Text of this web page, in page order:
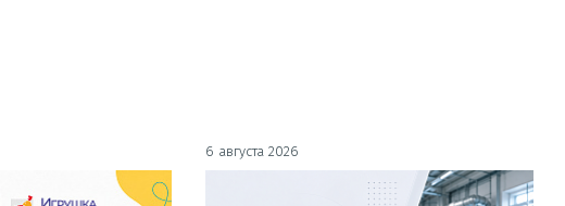
6 августа 2026